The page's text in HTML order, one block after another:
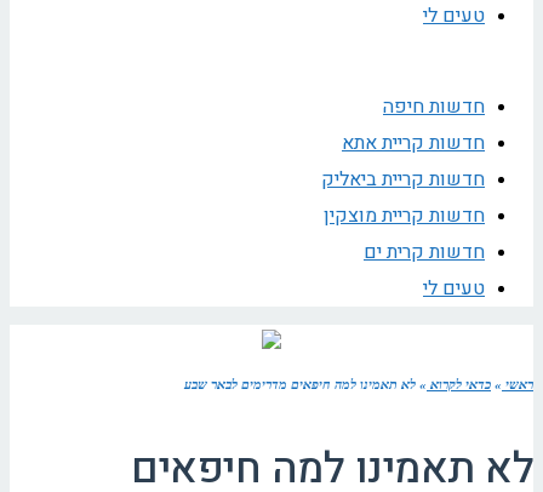
טעים לי
חדשות חיפה
חדשות קריית אתא
חדשות קריית ביאליק
חדשות קריית מוצקין
חדשות קרית ים
טעים לי
ראשי » כדאי לקרוא » לא תאמינו למה חיפאים מדרימים לבאר שבע
לא תאמינו למה חיפאים